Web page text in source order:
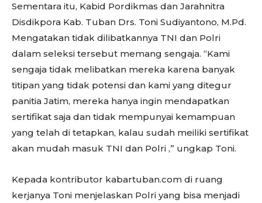
Sementara itu, Kabid Pordikmas dan Jarahnitra
Disdikpora Kab. Tuban Drs. Toni Sudiyantono, M.Pd.
Mengatakan tidak dilibatkannya TNI dan Polri
dalam seleksi tersebut memang sengaja. “Kami
sengaja tidak melibatkan mereka karena banyak
titipan yang tidak potensi dan kami yang ditegur
panitia Jatim, mereka hanya ingin mendapatkan
sertifikat saja dan tidak mempunyai kemampuan
yang telah di tetapkan, kalau sudah meiliki sertifikat
akan mudah masuk TNI dan Polri ,” ungkap Toni.
Kepada kontributor kabartuban.com di ruang
kerjanya Toni menjelaskan Polri yang bisa menjadi